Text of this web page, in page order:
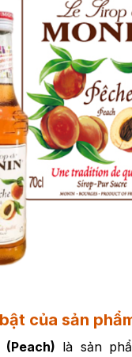
của sản
là sản